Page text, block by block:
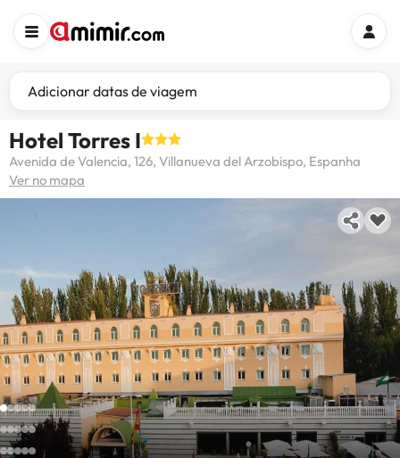
Adicionar datas de viagem
Hotel Torres I
Avenida de Valencia, 126, Villanueva del Arzobispo, Espanha
Ver no mapa